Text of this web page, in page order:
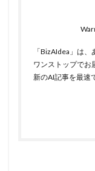
「BizAIdea」は
ワンストップでお
新のAI記事を最速